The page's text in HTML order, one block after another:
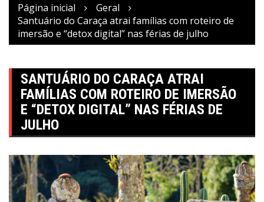
Página inicial
Geral
Santuário do Caraça atrai famílias com roteiro de
imersão e “detox digital” nas férias de julho
SANTUÁRIO DO CARAÇA ATRAI
FAMÍLIAS COM ROTEIRO DE IMERSÃO
E “DETOX DIGITAL” NAS FÉRIAS DE
JULHO